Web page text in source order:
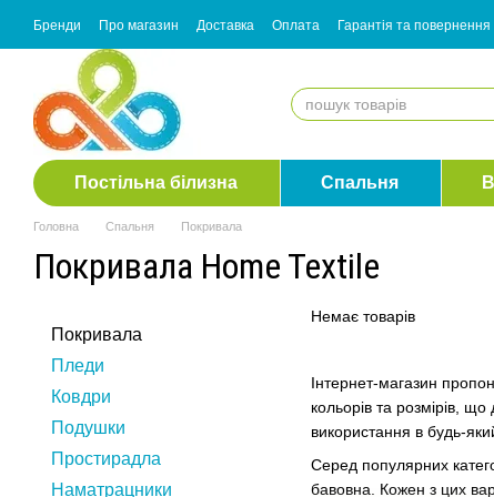
Перейти до основного контенту
Бренди Про магазин Доставка Оплата Гарантія та повернення
Згода з розсилкою
Постільна білизна Спальня
Головна Спальня Покривала
Покривала Home Textile
Інтернет-магазин
кольорів та розмірів,
використання в будь-
Серед популярних
бавовна. Кожен з цих
Немає товарів
Покривала
Пледи
Ковдри
Подушки
Простирадла
Наматрацники